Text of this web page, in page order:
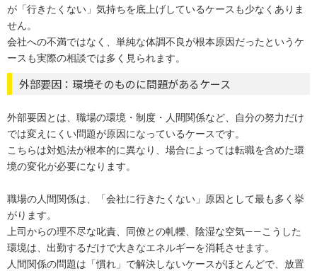
が「行きたくない」気持ちを底上げしているケースも少なくありま
せん。
会社への不満ではなく、単純な体調不良が根本原因だったというケ
ースも実際の相談では多く見られます。
外部要因：環境そのものに問題があるケース
外部要因とは、職場の環境・制度・人間関係など、自分の努力だけ
では変えにくい問題が原因になっているケースです。
こちらは対処法が根本的に異なり、場合によっては転職を含めた環
境の変化が必要になります。
職場の人間関係は、「会社に行きたくない」原因として最も多く挙
がります。
上司からの理不尽な叱責、同僚との軋轢、陰湿な空気——こうした
環境は、出勤するだけで大きなエネルギーを消耗させます。
人間関係の問題は「慣れ」で解決しないケースがほとんどで、放置